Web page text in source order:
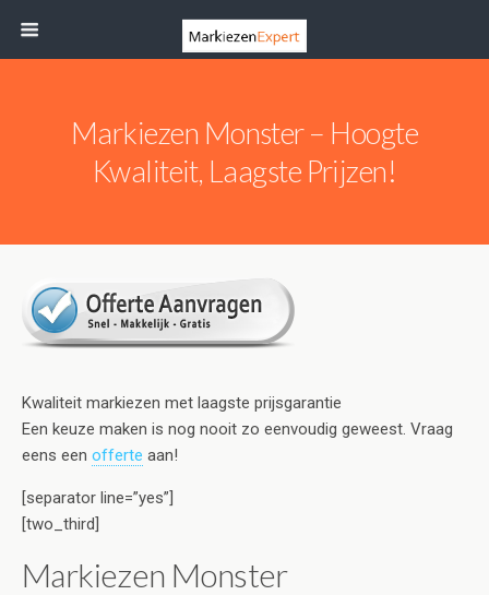
Markiezen Monster – Hoogte
Kwaliteit, Laagste Prijzen!
Kwaliteit markiezen met laagste prijsgarantie
Een keuze maken is nog nooit zo eenvoudig geweest. Vraag
eens een offerte aan!
[separator line=”yes”]
[two_third]
Markiezen Monster